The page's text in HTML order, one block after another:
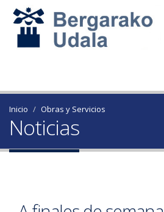
Inicio Obras y Servicios
Noticias